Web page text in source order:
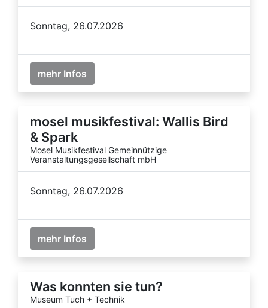
Sonntag, 26.07.2026
mehr Infos
mosel musikfestival: Wallis Bird
& Spark
Mosel Musikfestival Gemeinnützige
Veranstaltungsgesellschaft mbH
Sonntag, 26.07.2026
mehr Infos
Was konnten sie tun?
Museum Tuch + Technik